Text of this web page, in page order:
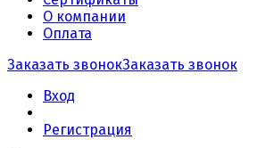
О компании
Оплата
Заказать звонокЗаказать звонок
Вход
Регистрация